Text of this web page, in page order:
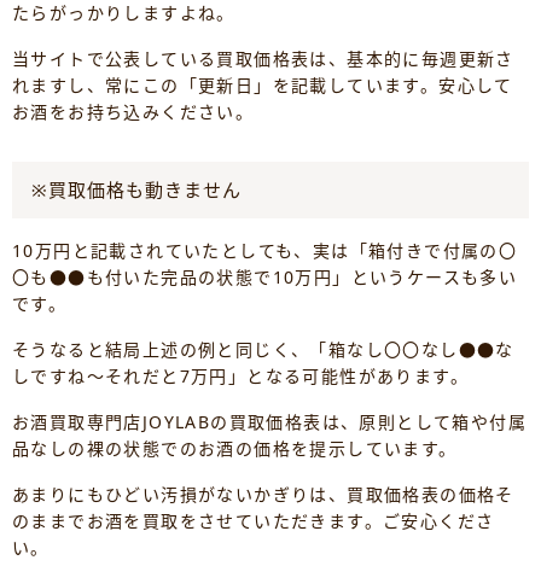
たらがっかりしますよね。
当サイトで公表している買取価格表は、基本的に毎週更新さ
れますし、常にこの「更新日」を記載しています。安心して
お酒をお持ち込みください。
※買取価格も動きません
10万円と記載されていたとしても、実は「箱付きで付属の〇
〇も●●も付いた完品の状態で10万円」というケースも多い
です。
そうなると結局上述の例と同じく、「箱なし〇〇なし●●な
しですね～それだと7万円」となる可能性があります。
お酒買取専門店JOYLABの買取価格表は、原則として箱や付属
品なしの裸の状態でのお酒の価格を提示しています。
あまりにもひどい汚損がないかぎりは、買取価格表の価格そ
のままでお酒を買取をさせていただきます。ご安心くださ
い。